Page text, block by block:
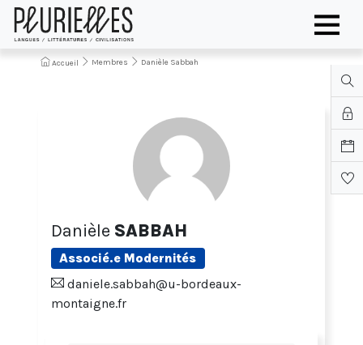
Accueil Membres Danièle Sabbah
Danièle SABBAH
Associé.e Modernités
daniele.sabbah@u-bordeaux-
montaigne.fr